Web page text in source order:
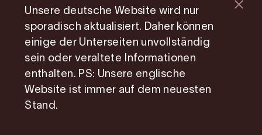
Unsere deutsche Website wird nur
sporadisch aktualisiert. Daher können
einige der Unterseiten unvollständig
sein oder veraltete Informationen
enthalten. PS: Unsere englische
Website ist immer auf dem neuesten
Stand.
Soziale Medien
Facebook
Instagram
Youtube
Information
Mitgliedsseite
Photo Service
Über uns